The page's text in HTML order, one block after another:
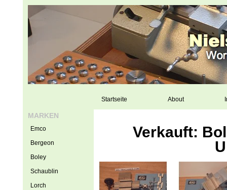
Startseite About
Verkauft:
MARKEN
Emco
Bergeon
Boley
Schaublin
Lorch